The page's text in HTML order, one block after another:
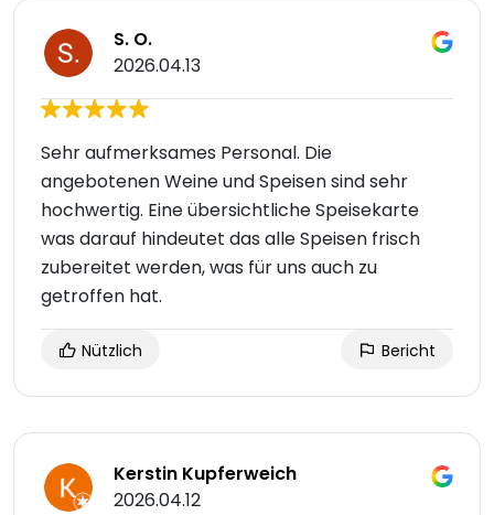
S. O.
2026.04.13
Sehr aufmerksames Personal. Die
angebotenen Weine und Speisen sind sehr
hochwertig. Eine übersichtliche Speisekarte
was darauf hindeutet das alle Speisen frisch
zubereitet werden, was für uns auch zu
getroffen hat.
Nützlich Bericht
Kerstin Kupferweich
2026.04.12